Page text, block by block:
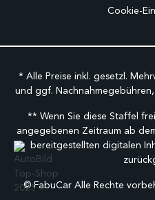
Cookie-
* Alle Preise inkl. gesetzl.
und ggf.
** Wenn Sie diese Staffel
angegebenen Zeitraum ab
bereitgestellten digitalen
©FabuCar Alle Rechte